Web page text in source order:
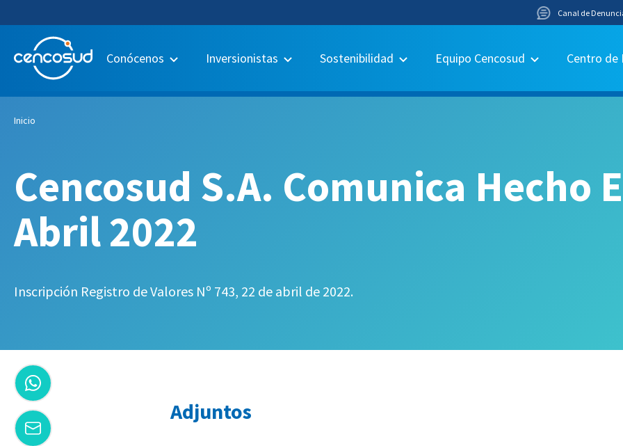
Canal de
Conócenos Inversionistas Sostenibilidad Equipo Cencosud Centro de
Inicio
Cencosud S.A. Comunica Hecho
Abril 2022
Inscripción Registro de Valores Nº 743, 22 de abril de 2022.
Adjuntos